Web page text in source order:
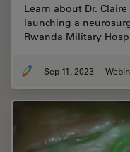
Learn about Dr.
launching a
Rwanda Military
Sep 11, 2023